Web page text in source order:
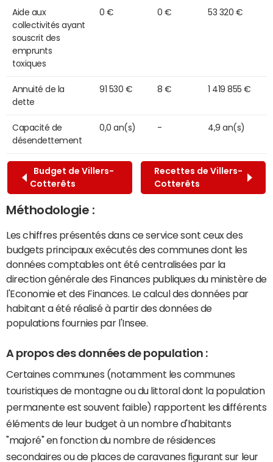
Aide aux
collectivités ayant
souscrit des
emprunts
toxiques
0 € 0 € 53 320 €
Annuité de la
dette
91 530 € 8 € 1 419 855 €
Capacité de
désendettement
0,0 an(s) - 4,9 an(s)
Budget de Villers-
Cotterêts
Recettes de Villers-
Cotterêts
Méthodologie :
Les chiffres présentés dans ce service sont ceux des
budgets principaux exécutés des communes dont les
données comptables ont été centralisées par la
direction générale des Finances publiques du ministère de
l'Economie et des Finances. Le calcul des données par
habitant a été réalisé à partir des données de
populations fournies par l'Insee.
A propos des données de population :
Certaines communes (notamment les communes
touristiques de montagne ou du littoral dont la population
permanente est souvent faible) rapportent les différents
éléments de leur budget à un nombre d'habitants
"majoré" en fonction du nombre de résidences
secondaires ou de places de caravanes figurant sur leur